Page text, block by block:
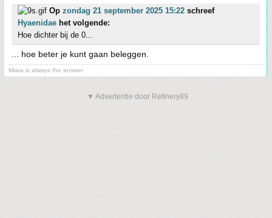
Op zondag 21 september 2025 15:22 schreef
Hyaenidae het volgende:
Hoe dichter bij de 0...
... hoe beter je kunt gaan beleggen.
Miata is always the answer
▼ Advertentie door Refinery89